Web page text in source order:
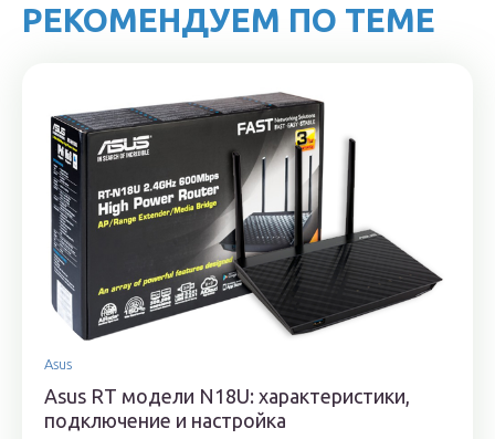
РЕКОМЕНДУЕМ ПО ТЕМЕ
Asus
Asus RT модели N18U: характеристики,
подключение и настройка